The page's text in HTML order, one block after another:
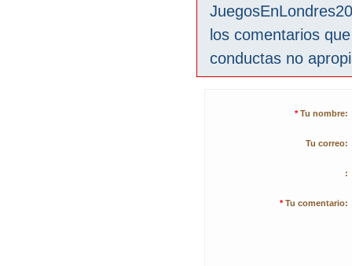
los comentarios
conductas no
* Tu nombre:
Tu correo:
:
* Tu comentario: